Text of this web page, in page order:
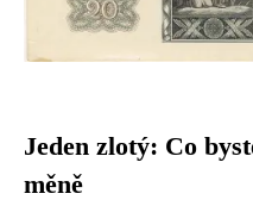
Jeden zlotý: Co
měně